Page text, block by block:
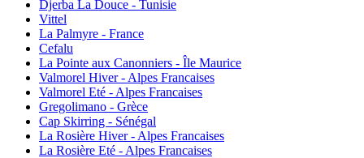
Djerba La Douce - Tunisie
Vittel
La Palmyre - France
Cefalu
La Pointe aux Canonniers - Île Maurice
Valmorel Hiver - Alpes Francaises
Valmorel Eté - Alpes Francaises
Gregolimano - Grèce
Cap Skirring - Sénégal
La Rosière Hiver - Alpes Francaises
La Rosière Eté - Alpes Francaises